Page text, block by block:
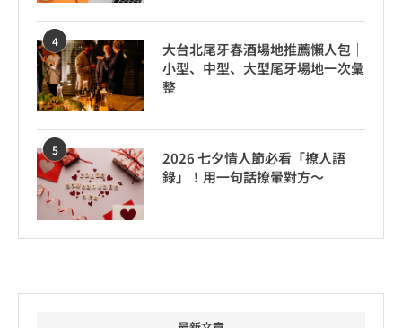
4
大台北尾牙春酒場地推薦懶人包｜
小型、中型、大型尾牙場地一次彙
整
5
2026 七夕情人節必看「撩人語
錄」！用一句話撩暈對方～